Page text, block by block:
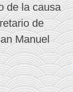
de la causa
de
Manuel